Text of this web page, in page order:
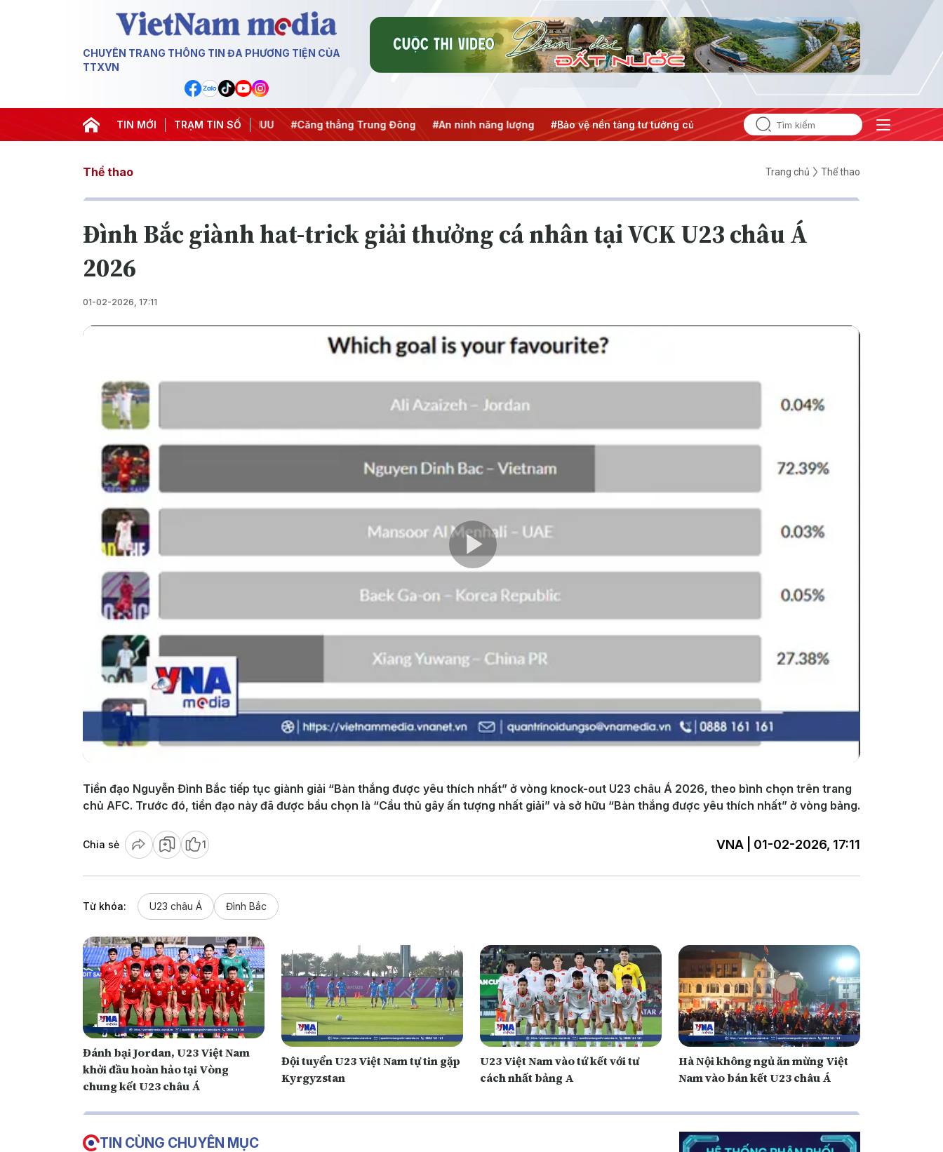
CHUYÊN TRANG THÔNG TIN ĐA PHƯƠNG TIỆN CỦA
TTXVN
TIN MỚI TRẠM TIN SỐ
dịch 500 ngày đêm #Chống khai thác IUU #Căng thẳng Trung Đông #An ninh năng lượng #Bảo vệ nền tảng tư tưởng của Đảng #Hội nghị Trung ương 3
Thể thao Trang chủ Thể thao
Đình Bắc giành hat-trick giải thưởng cá nhân tại VCK U23 châu Á
2026
01-02-2026, 17:11
Play
Video
Tiền đạo Nguyễn Đình Bắc tiếp tục giành giải “Bàn thắng được yêu thích nhất” ở vòng knock-out U23 châu Á 2026, theo bình chọn trên trang
chủ AFC. Trước đó, tiền đạo này đã được bầu chọn là “Cầu thủ gây ấn tượng nhất giải” và sở hữu “Bàn thắng được yêu thích nhất” ở vòng bảng.
Chia sẻ 1 VNA | 01-02-2026, 17:11
Từ khóa: U23 châu Á Đình Bắc
Đánh bại Jordan, U23 Việt Nam
khởi đầu hoàn hảo tại Vòng
chung kết U23 châu Á
Đội tuyển U23 Việt Nam tự tin gặp
Kyrgyzstan
U23 Việt Nam vào tứ kết với tư
cách nhất bảng A
Hà Nội không ngủ ăn mừng Việt
Nam vào bán kết U23 châu Á
TIN CÙNG CHUYÊN MỤC